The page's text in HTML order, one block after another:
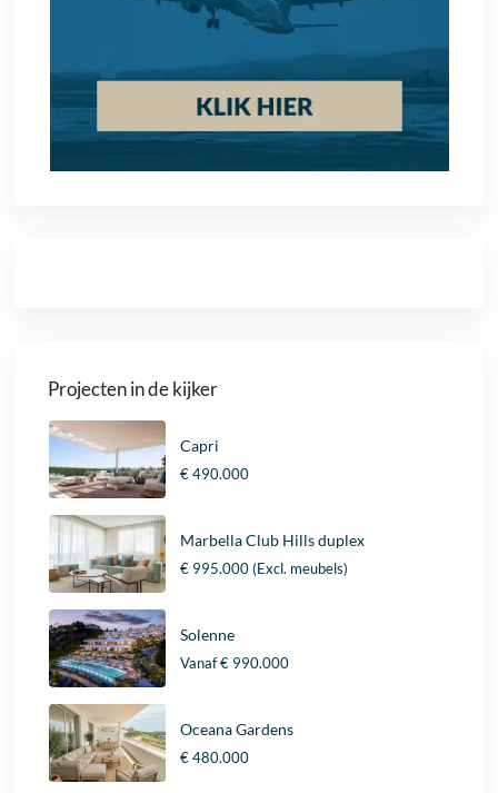
Projecten in de kijker
Capri
€ 490.000
Marbella Club Hills duplex
€ 995.000(Excl. meubels)
Solenne
Vanaf€ 990.000
Oceana Gardens
€ 480.000